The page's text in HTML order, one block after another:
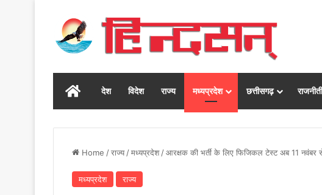
Homeदेश विदेश राज्य मध्यप्रदेश छत्तीसगढ़ राजनीती
Home /राज्य/मध्यप्रदेश/आरक्षक की भर्ती के लिए फिजिकल टेस्ट अब 11 नवंबर से
मध्यप्रदेश राज्य